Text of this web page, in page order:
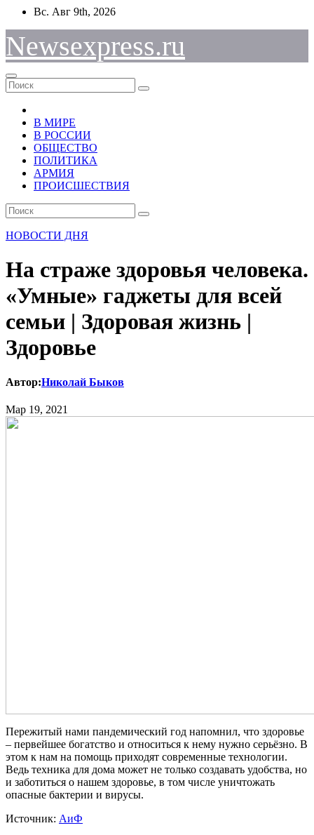
Перейти
содержимому
Вс. Авг 9th, 2026
Newsexpress.ru
В МИРЕ
В РОССИИ
ОБЩЕСТВО
ПОЛИТИКА
АРМИЯ
ПРОИСШЕСТВИЯ
НОВОСТИ ДНЯ
На страже здоровья человека.
«Умные» гаджеты для всей
семьи | Здоровая жизнь |
Здоровье
Автор:Николай Быков
Мар 19, 2021
Пережитый нами пандемический год напомнил, что здоровье
– первейшее богатство и относиться к нему нужно серьёзно. В
этом к нам на помощь приходят современные технологии.
Ведь техника для дома может не только создавать удобства, но
и заботиться о нашем здоровье, в том числе уничтожать
опасные бактерии и вирусы.
Источник: АиФ